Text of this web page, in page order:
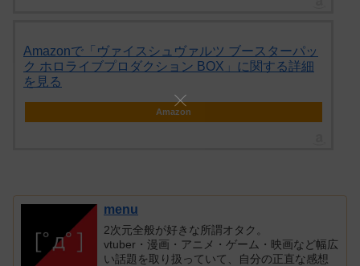
Amazonで「ヴァイスシュヴァルツ ブースターパッ
ク ホロライブプロダクション BOX」に関する詳細
を見る
Amazon
menu
2次元全般が好きな所謂オタク。
vtuber・漫画・アニメ・ゲーム・映画など幅広
い話題を取り扱っていて、自分の正直な感想